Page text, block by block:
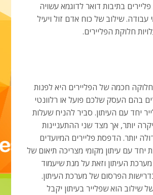
בתיבות דואר לדוגמא עשויה
שילוב של כוח אדם זול ויעיל
חלוקת הפליירים.
חכמה של הפליירים היא לפנות
בהם העסק שלכם פועל או רלוונטי
יחד עם העיתון. סביר להניח שעלות
יותר, אך מצד שני ההתעניינות
יותר. הדפסת פליירים המיועדים
יחד עם עיתון מקומי מצריכה תיאום של
העיתון וזאת על מנת שיעמוד
הפרסום של מערכת העיתון.
שילוב הוא שפלייר בעיתון יקבל